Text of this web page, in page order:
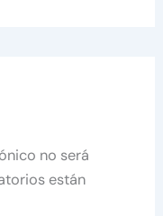
no será
están